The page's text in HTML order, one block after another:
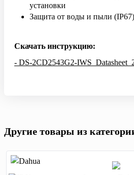
установки
Защита от воды и пыли
Скачать инструкцию:
- DS-2CD2543G2-
Другие товары из